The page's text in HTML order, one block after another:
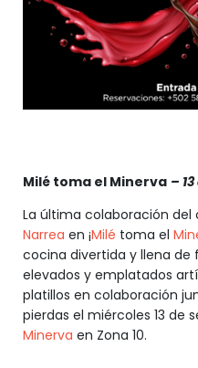
Milé toma el Minerva –
La última colaboración del
Narrea en ¡Milé toma el
cocina divertida y llena de
elevados y emplatados
platillos en colaboración
pierdas el miércoles 13 de
Minerva en Zona 10.